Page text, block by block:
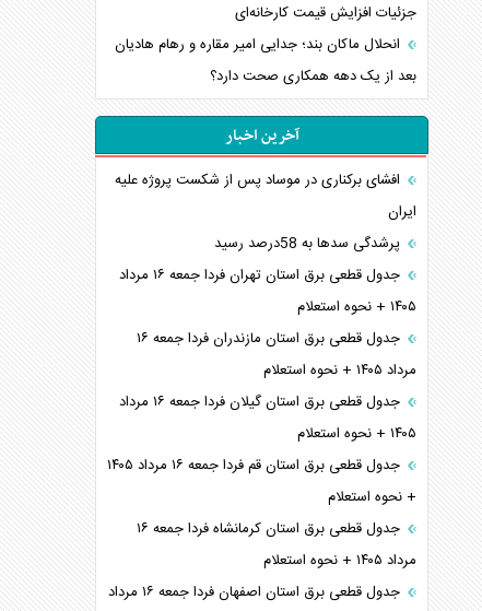
جزئیات افزایش قیمت کارخانه‌ای
انحلال ماکان بند؛ جدایی امیر مقاره و رهام هادیان
بعد از یک دهه همکاری صحت دارد؟
آخرین اخبار
افشای برکناری در موساد پس از شکست پروژه علیه
ایران
پرشدگی سدها به 58درصد رسید
جدول قطعی برق استان تهران فردا جمعه ۱۶ مرداد
۱۴۰۵ + نحوه استعلام
جدول قطعی برق استان مازندران فردا جمعه ۱۶
مرداد ۱۴۰۵ + نحوه استعلام
جدول قطعی برق استان گیلان فردا جمعه ۱۶ مرداد
۱۴۰۵ + نحوه استعلام
جدول قطعی برق استان قم فردا جمعه ۱۶ مرداد ۱۴۰۵
+ نحوه استعلام
جدول قطعی برق استان کرمانشاه فردا جمعه ۱۶
مرداد ۱۴۰۵ + نحوه استعلام
جدول قطعی برق استان اصفهان فردا جمعه ۱۶ مرداد